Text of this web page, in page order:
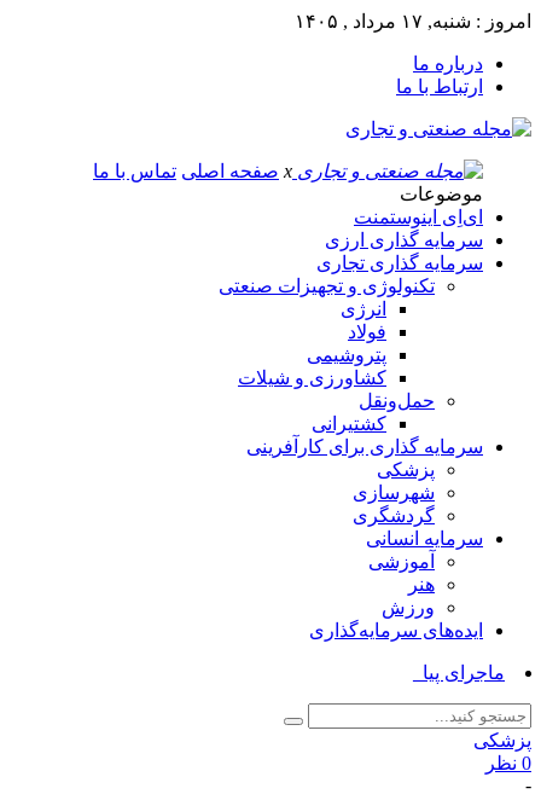
امروز : شنبه, ۱۷ مرداد , ۱۴۰۵
درباره ما
ارتباط با ما
x صفحه اصلی تماس با ما
موضوعات
ای‌اِی اینوستمنت
سرمایه گذاری ارزی
سرمایه گذاری تجاری
تکنولوژی و تجهیزات صنعتی
انرژی
فولاد
پتروشیمی
کشاورزی و شیلات
حمل‌و‌نقل
کشتیرانی
سرمایه گذاری برای کارآفرینی
پزشکی
شهرسازی
گردشگری
سرمایه انسانی
آموزشی
هنر
ورزش
ایده‌های سرمایه‌گذاری
ماجرای پیامک « مشم_
پزشکی
0 نظر
-